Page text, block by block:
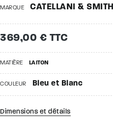
MARQUE CATELLANI & SMITH
369,00 € TTC
MATIÈRE LAITON
COULEUR Bleu et Blanc
Dimensions et détails